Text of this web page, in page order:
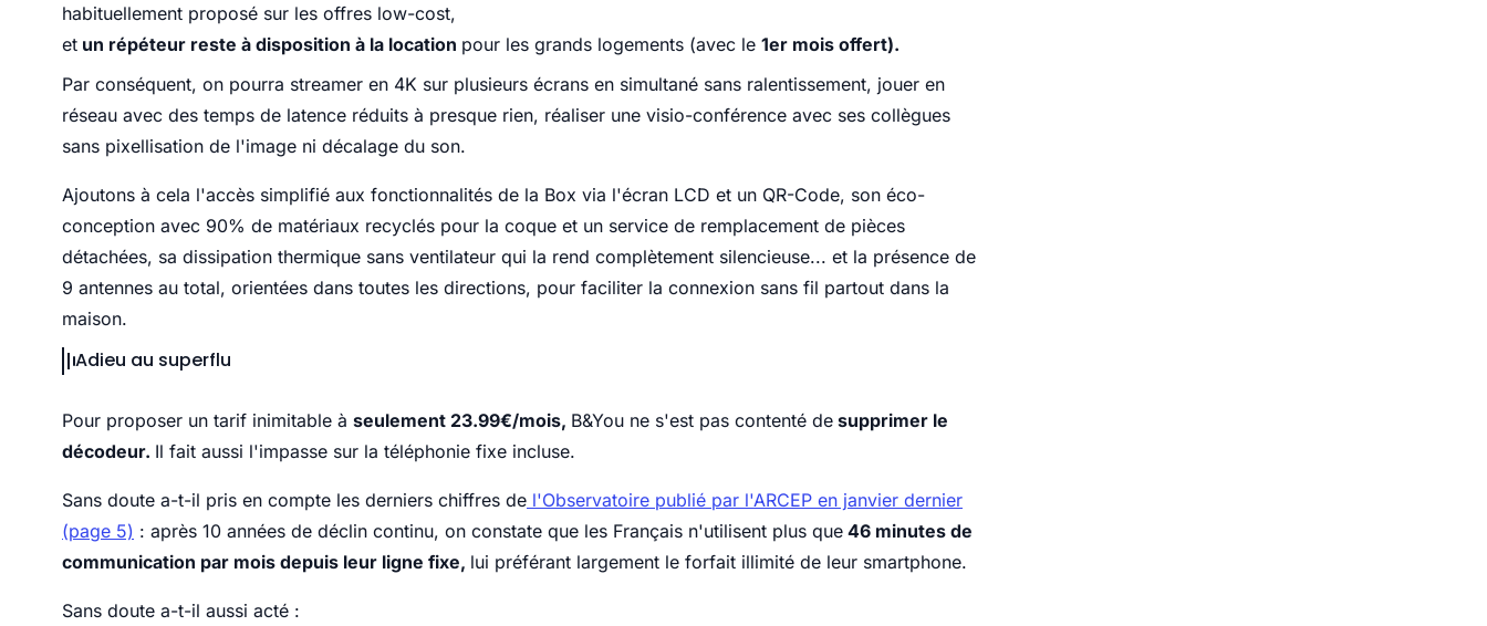
habituellement proposé sur les offres low-cost,
et un répéteur reste à disposition à la location pour les grands logements (avec le 1er mois offert).
Par conséquent, on pourra streamer en 4K sur plusieurs écrans en simultané sans ralentissement, jouer en
réseau avec des temps de latence réduits à presque rien, réaliser une visio-conférence avec ses collègues
sans pixellisation de l'image ni décalage du son.
Ajoutons à cela l'accès simplifié aux fonctionnalités de la Box via l'écran LCD et un QR-Code, son éco-
conception avec 90% de matériaux recyclés pour la coque et un service de remplacement de pièces
détachées, sa dissipation thermique sans ventilateur qui la rend complètement silencieuse... et la présence de
9 antennes au total, orientées dans toutes les directions, pour faciliter la connexion sans fil partout dans la
maison.
Adieu au superflu
Pour proposer un tarif inimitable à seulement 23.99€/mois, B&You ne s'est pas contenté de supprimer le
décodeur. Il fait aussi l'impasse sur la téléphonie fixe incluse.
Sans doute a-t-il pris en compte les derniers chiffres de l'Observatoire publié par l'ARCEP en janvier dernier
(page 5) : après 10 années de déclin continu, on constate que les Français n'utilisent plus que 46 minutes de
communication par mois depuis leur ligne fixe, lui préférant largement le forfait illimité de leur smartphone.
Sans doute a-t-il aussi acté :